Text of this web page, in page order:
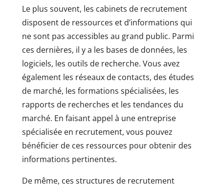
Le plus souvent, les cabinets de recrutement
disposent de ressources et d’informations qui
ne sont pas accessibles au grand public. Parmi
ces dernières, il y a les bases de données, les
logiciels, les outils de recherche. Vous avez
également les réseaux de contacts, des études
de marché, les formations spécialisées, les
rapports de recherches et les tendances du
marché. En faisant appel à une entreprise
spécialisée en recrutement, vous pouvez
bénéficier de ces ressources pour obtenir des
informations pertinentes.
De même, ces structures de recrutement